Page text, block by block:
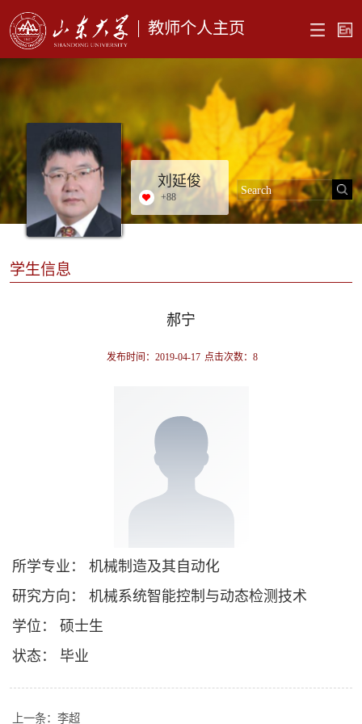
教师个人主页
刘延俊
+88
学生信息
郝宁
发布时间：2019-04-17 点击次数： 8
所学专业： 机械制造及其自动化
研究方向： 机械系统智能控制与动态检测技术
学位： 硕士生
状态： 毕业
上一条： 李超